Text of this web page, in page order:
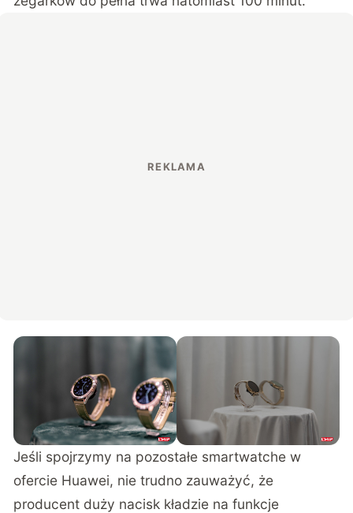
Jeśli spojrzymy na pozostałe smartwatche w
ofercie Huawei, nie trudno zauważyć, że
producent duży nacisk kładzie na funkcje